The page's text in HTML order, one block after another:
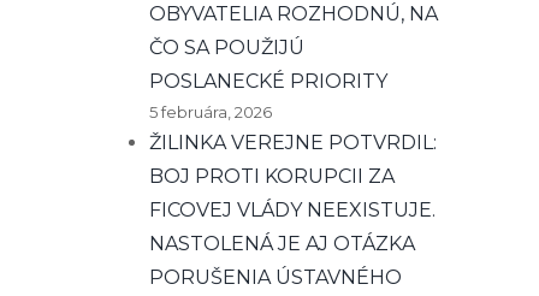
OBYVATELIA ROZHODNÚ, NA
ČO SA POUŽIJÚ
POSLANECKÉ PRIORITY
5 februára, 2026
ŽILINKA VEREJNE POTVRDIL:
BOJ PROTI KORUPCII ZA
FICOVEJ VLÁDY NEEXISTUJE.
NASTOLENÁ JE AJ OTÁZKA
PORUŠENIA ÚSTAVNÉHO